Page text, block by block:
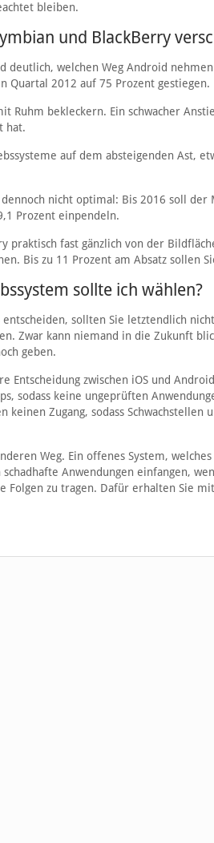
bleiben.
und BlackBerry
welchen Weg Android
Quartal 2012 auf 75 Prozent gestiegen.
Ruhm bekleckern. Ein schwacher
hat.
auf dem absteigenden Ast,
nicht optimal: Bis 2016 soll
Prozent einpendeln.
praktisch fast gänzlich von der
Bis zu 11 Prozent am Absatz sollen
sollte ich wählen?
sollten Sie letztendlich
Zwar kann niemand in die Zukunft
geben.
Entscheidung zwischen iOS und
sodass keine ungeprüften
keinen Zugang, sodass
Weg. Ein offenes System,
schadhafte Anwendungen einfangen,
Folgen zu tragen. Dafür erhalten Sie